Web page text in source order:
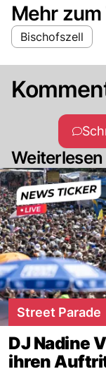
Mehr
Bischofszell
Weiterlesen
Street Parade
DJ Nadine
ihren